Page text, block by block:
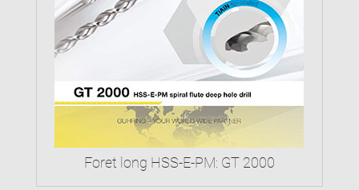
Foret long HSS-E-PM: GT 2000